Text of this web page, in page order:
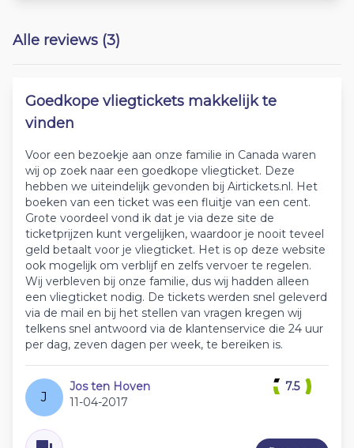
Alle reviews (3)
Goedkope vliegtickets makkelijk te
vinden
Voor een bezoekje aan onze familie in Canada waren
wij op zoek naar een goedkope vliegticket. Deze
hebben we uiteindelijk gevonden bij Airtickets.nl. Het
boeken van een ticket was een fluitje van een cent.
Grote voordeel vond ik dat je via deze site de
ticketprijzen kunt vergelijken, waardoor je nooit teveel
geld betaalt voor je vliegticket. Het is op deze website
ook mogelijk om verblijf en zelfs vervoer te regelen.
Wij verbleven bij onze familie, dus wij hadden alleen
een vliegticket nodig. De tickets werden snel geleverd
via de mail en bij het stellen van vragen kregen wij
telkens snel antwoord via de klantenservice die 24 uur
per dag, zeven dagen per week, te bereiken is.
J
Jos ten Hoven
11-04-2017
7.5